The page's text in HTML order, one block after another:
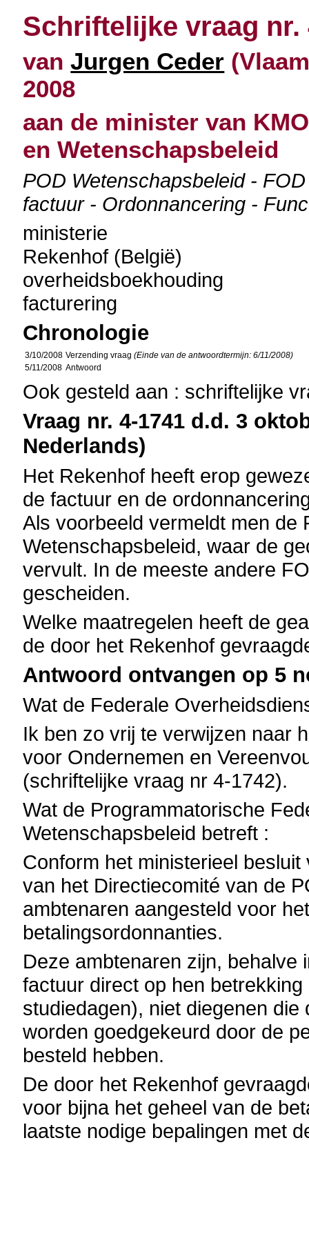
Schriftelijke vraag nr.
vanJurgen Ceder
2008
aan de minister van
en Wetenschapsbeleid
POD Wetenschapsbeleid -
factuur - Ordonnancering -
ministerie
Rekenhof (België)
overheidsboekhouding
facturering
Chronologie
3/10/2008 Verzending vraag(Einde van de antwoordtermijn: 6/11/2008)
5/11/2008 Antwoord
Ook gesteld aan : schriftelijke
Vraag nr. 4-1741 d.d. 3
Nederlands)
Het Rekenhof heeft erop
de factuur en de
Als voorbeeld vermeldt men de
Wetenschapsbeleid, waar de
vervult. In de meeste andere
gescheiden.
Welke maatregelen heeft de
de door het Rekenhof
Antwoord ontvangen op 5
Wat de Federale
Ik ben zo vrij te verwijzen naar
voor Ondernemen en
(schriftelijke vraag nr 4-1742).
Wat de Programmatorische
Wetenschapsbeleid betreft :
Conform het ministerieel
van het Directiecomité van de
ambtenaren aangesteld voor
betalingsordonnanties.
Deze ambtenaren zijn, behalve
factuur direct op hen
studiedagen), niet diegenen
worden goedgekeurd door de
besteld hebben.
De door het Rekenhof
voor bijna het geheel van de
laatste nodige bepalingen met